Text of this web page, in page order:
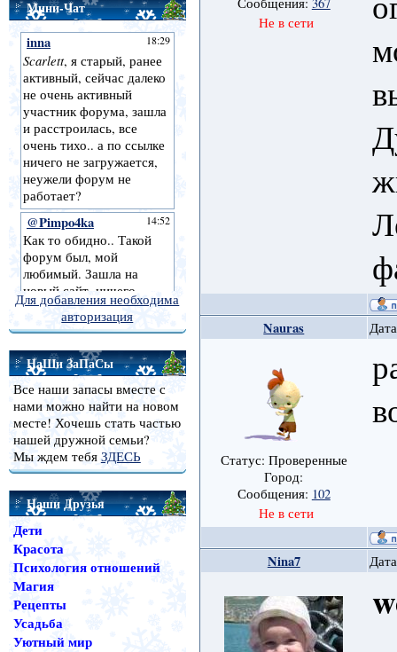
Мини-Чат
Для добавления необходима
авторизация
НаШи ЗаПаСы
Все наши запасы вместе с
нами можно найти на новом
месте! Хочешь стать частью
нашей дружной семьи?
Мы ждем тебя ЗДЕСЬ
Наши Друзья
Дети
Красота
Психология отношений
Магия
Рецепты
Усадьба
Уютный мир
Сообщения: 367
Не в сети
Nauras
Статус: Проверенные
Город:
Сообщения: 102
Не в сети
Nina7